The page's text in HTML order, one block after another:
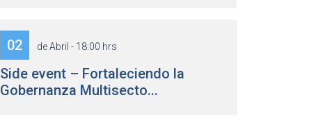
02 de Abril - 18:00 hrs
Side event – Fortaleciendo la
Gobernanza Multisecto...